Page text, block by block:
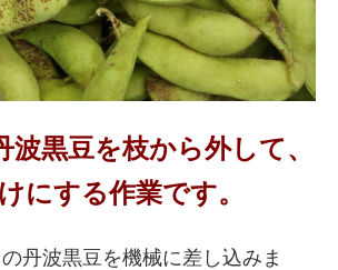
波黒豆を枝から外して、
にする作業です。
丹波黒豆を機械に差し込みま